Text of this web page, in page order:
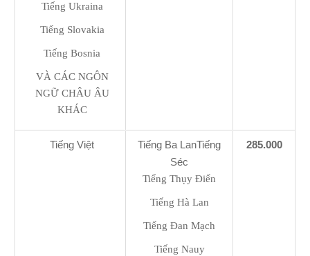
Tiếng Ukraina
Tiếng Slovakia
Tiếng Bosnia
VÀ CÁC NGÔN
NGỮ CHÂU ÂU
KHÁC
Tiếng Việt
Tiếng Ba LanTiếng
Séc
Tiếng Thụy Điển
Tiếng Hà Lan
Tiếng Đan Mạch
Tiếng Nauy
285.000